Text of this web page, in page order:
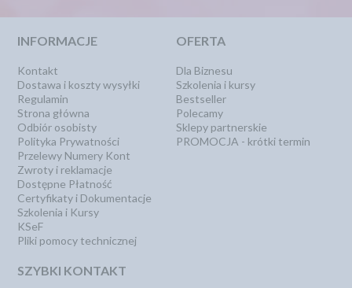
INFORMACJE
Kontakt
Dostawa i koszty wysyłki
Regulamin
Strona główna
Odbiór osobisty
Polityka Prywatności
Przelewy Numery Kont
Zwroty i reklamacje
Dostępne Płatność
Certyfikaty i Dokumentacje
Szkolenia i Kursy
KSeF
Pliki pomocy technicznej
OFERTA
Dla Biznesu
Szkolenia i kursy
Bestseller
Polecamy
Sklepy partnerskie
PROMOCJA - krótki termin
SZYBKI KONTAKT